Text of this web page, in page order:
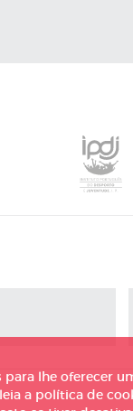
lhe oferecer
a política de